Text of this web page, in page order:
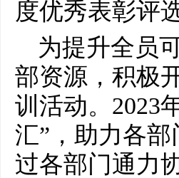
度优秀表彰评
为提升全员
部资源，积极
训活动。2023
汇”，助力各
过各部门通力